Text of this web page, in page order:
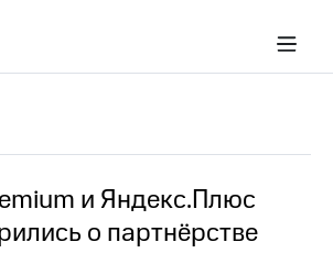
и Яндекс.Плюс
о партнёрстве